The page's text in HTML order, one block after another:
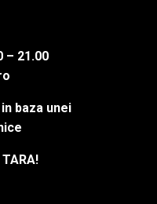
– 21.00
baza unei
TARA!